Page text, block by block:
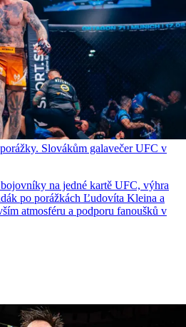
Slovákům galavečer UFC v
na jedné kartě UFC, výhra
po porážkách Ľudovíta Kleina a
atmosféru a podporu fanoušků v